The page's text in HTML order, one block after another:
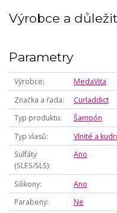
Výrobce a
Parametry
Výrobce
MedaVita
Značka a řada
Curladdict
Typ produktu
Šampón
Typ vlasů
Vlnité a
Sulfáty
(SLES/SLS)
Ano
Silikony
Ano
Parabeny
Ne